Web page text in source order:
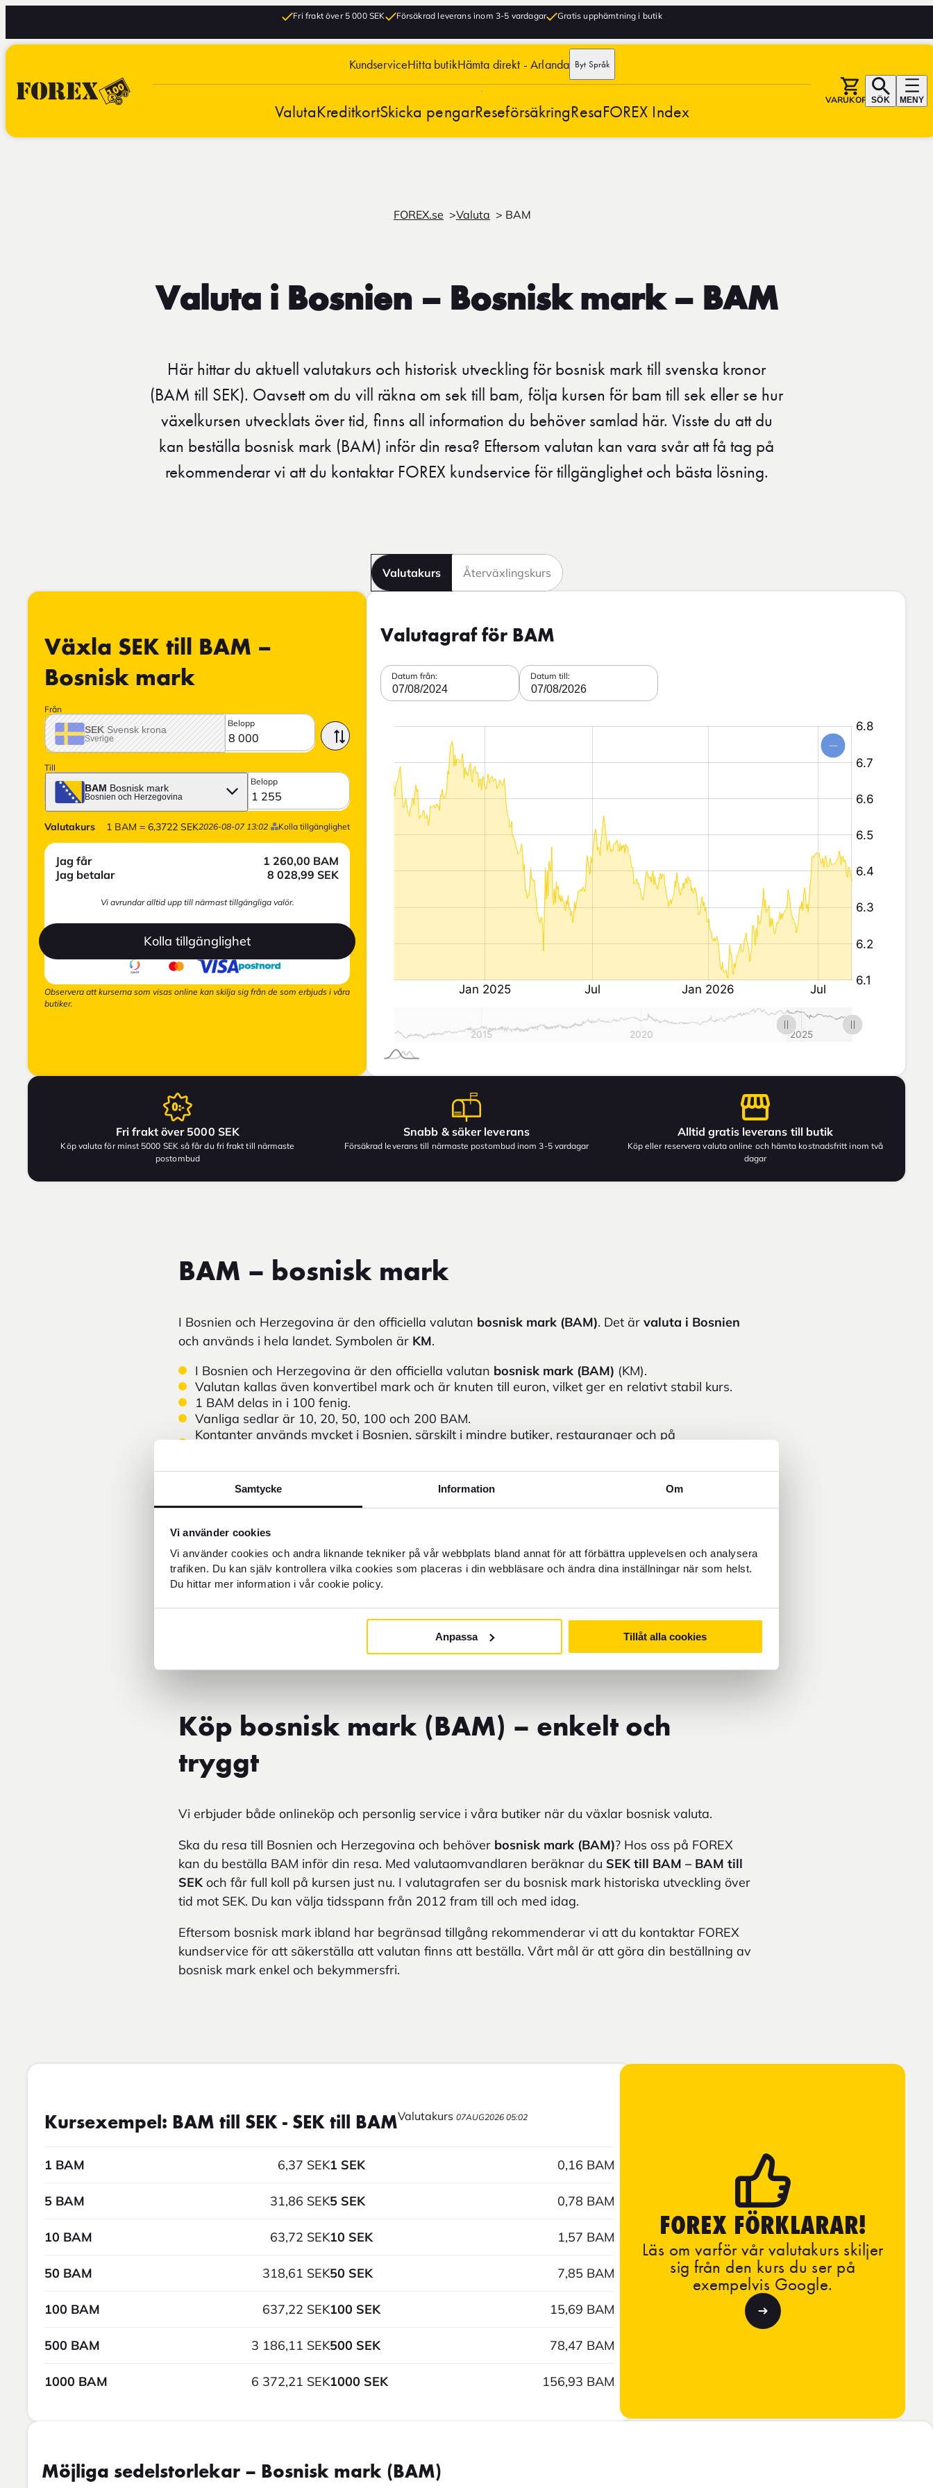
Samtycke Information Om
Vi använder cookies
Vi använder cookies och andra liknande tekniker på vår webbplats bland annat för att förbättra upplevelsen och analysera
trafiken. Du kan själv kontrollera vilka cookies som placeras i din webbläsare och ändra dina inställningar när som helst.
Du hittar mer information i vår cookie policy.
Anpassa Tillåt alla cookies
Fri frakt över 5 000 SEK Försäkrad leverans inom 3-5 vardagar Gratis upphämtning i butik
KundserviceHitta butikHämta direkt - Arlanda Byt Språk
ValutaKreditkortSkicka pengarReseförsäkringResaFOREX Index
VARUKORGSÖK MENY
FOREX.se Valuta BAM
Valuta i Bosnien – Bosnisk mark – BAM
Här hittar du aktuell valutakurs och historisk utveckling för bosnisk mark till svenska kronor
(BAM till SEK). Oavsett om du vill räkna om sek till bam, följa kursen för bam till sek eller se hur
växelkursen utvecklats över tid, finns all information du behöver samlad här. Visste du att du
kan beställa bosnisk mark (BAM) inför din resa? Eftersom valutan kan vara svår att få tag på
rekommenderar vi att du kontaktar FOREX kundservice för tillgänglighet och bästa lösning.
Valutakurs Återväxlingskurs
Växla SEK till BAM –
Bosnisk mark
Från
SEK Svensk krona
Sverige
Belopp
Till
BAM Bosnisk mark
Bosnien och Herzegovina
Belopp
Valutakurs 1 BAM = 6,3722 SEK2026-08-07 13:02 Kolla tillgänglighet
Jag får 1 260,00 BAM
Jag betalar
8 028,99 SEK
Vi avrundar alltid upp till närmast tillgängliga valör.
Kolla tillgänglighet
Observera att kurserna som visas online kan skilja sig från de som erbjuds i våra
butiker.
Valutagraf för BAM
Datum från:
07/08/2024
Datum till:
07/08/2026
Fri frakt över 5000 SEK
Köp valuta för minst 5000 SEK så får du fri frakt till närmaste
postombud
Snabb & säker leverans
Försäkrad leverans till närmaste postombud inom 3-5 vardagar
Alltid gratis leverans till butik
Köp eller reservera valuta online och hämta kostnadsfritt inom två
dagar
BAM – bosnisk mark
I Bosnien och Herzegovina är den officiella valutan bosnisk mark (BAM). Det är valuta i Bosnien
och används i hela landet. Symbolen är KM.
I Bosnien och Herzegovina är den officiella valutan bosnisk mark (BAM) (KM).
Valutan kallas även konvertibel mark och är knuten till euron, vilket ger en relativt stabil kurs.
1 BAM delas in i 100 fenig.
Vanliga sedlar är 10, 20, 50, 100 och 200 BAM.
Kontanter används mycket i Bosnien, särskilt i mindre butiker, restauranger och på
Bosnisk mark kan vara svår att få tag på utanför Bosnien
och behöver ofta förbeställas via
FOREX kundservice.
Euro (€)fungerar som alternativ valuta i Bosnien och Herzegovina och accepteras i vissa
turistområden.
För dig som vill planera reskassan kan du följaBAM till SEKoch se aktuell växelkurs.
Du kan även räkna påSEK till BAM eller exempelvis
för att få koll på din
Uttag i bankomat kan innebära avgifter och valutapåslag om du använder ett utländskt kort.
gör det enklare att betala i vardagen och ger dig bättre kontroll
Köp bosnisk mark (BAM) – enkelt och
tryggt
Vi erbjuder både onlineköp och personlig service i våra butiker när du växlar bosnisk valuta.
Ska du resa till Bosnien och Herzegovina och behöver bosnisk mark (BAM)? Hos oss på FOREX
kan du beställa BAM inför din resa. Med valutaomvandlaren beräknar du SEK till BAM – BAM till
SEKoch får full koll på kursen just nu. I valutagrafen ser du bosnisk mark historiska utveckling över
tid mot SEK. Du kan välja tidsspann från 2012 fram till och med idag.
Eftersom bosnisk mark ibland har begränsad tillgång rekommenderar vi att du kontaktar FOREX
kundservice för att säkerställa att valutan finns att beställa. Vårt mål är att göra din beställning av
bosnisk mark enkel och bekymmersfri.
Kursexempel: BAM till SEK - SEK till BAMValutakurs 07AUG2026 05:02
1 BAM 6,37 SEK
5 BAM 31,86 SEK
10 BAM 63,72 SEK
50 BAM 318,61 SEK
100 BAM 637,22 SEK
500 BAM 3 186,11 SEK
1000 BAM 6 372,21 SEK
1 SEK 0,16 BAM
5 SEK 0,78 BAM
10 SEK 1,57 BAM
50 SEK 7,85 BAM
100 SEK 15,69 BAM
500 SEK 78,47 BAM
1000 SEK 156,93 BAM
FOREX FÖRKLARAR!
Läs om varför vår valutakurs skiljer
sig från den kurs du ser på
exempelvis Google.
Möjliga sedelstorlekar – Bosnisk mark (BAM)